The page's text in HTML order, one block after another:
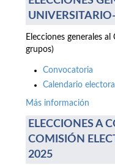
Elecciones generales
grupos)
Convocatoria
Calendario electoral
Más información
ELECCIONES A
COMISIÓN
2025